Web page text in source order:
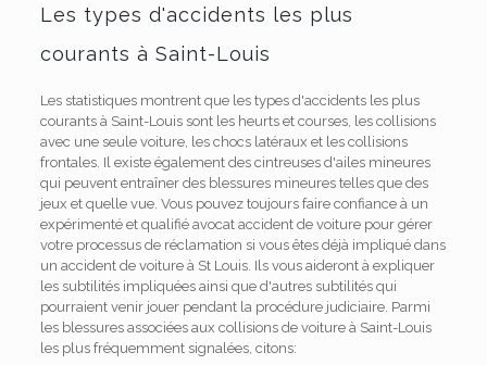
Les types d'accidents les plus
courants à Saint-Louis
Les statistiques montrent que les types d'accidents les plus
courants à Saint-Louis sont les heurts et courses, les collisions
avec une seule voiture, les chocs latéraux et les collisions
frontales. Il existe également des cintreuses d'ailes mineures
qui peuvent entraîner des blessures mineures telles que des
jeux et quelle vue. Vous pouvez toujours faire confiance à un
expérimenté et qualifié avocat accident de voiturepour gérer
votre processus de réclamation si vous êtes déjà impliqué dans
un accident de voiture à St Louis. Ils vous aideront à expliquer
les subtilités impliquées ainsi que d'autres subtilités qui
pourraient venir jouer pendant la procédure judiciaire. Parmi
les blessures associées aux collisions de voiture à Saint-Louis
les plus fréquemment signalées, citons: